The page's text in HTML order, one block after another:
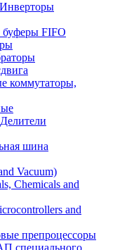
FIFO
коммутаторы,
шина
Vacuum)
Chemicals and
and
препроцессоры
специального